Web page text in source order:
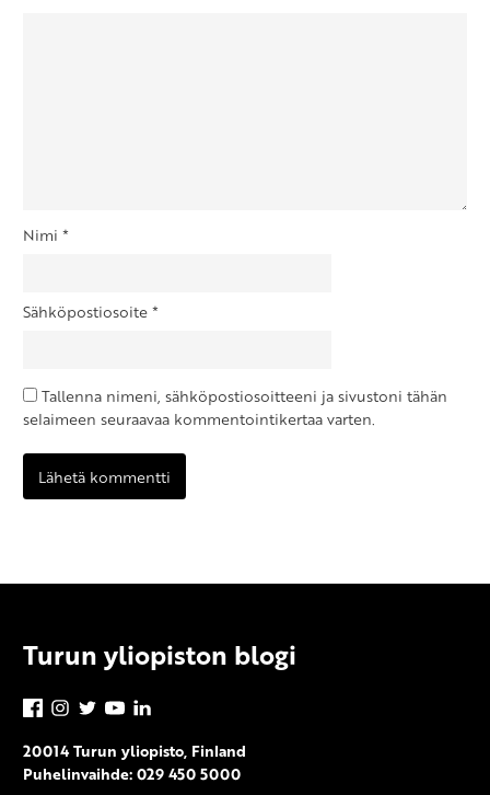
Nimi *
Sähköpostiosoite*
Tallenna nimeni, sähköpostiosoitteeni ja sivustoni tähän
selaimeen seuraavaa kommentointikertaa varten.
Turun yliopiston blogi
Facebook
Instagram
TwitterYouTube
20014 Turun yliopisto, Finland
Puhelinvaihde: 029 450 5000